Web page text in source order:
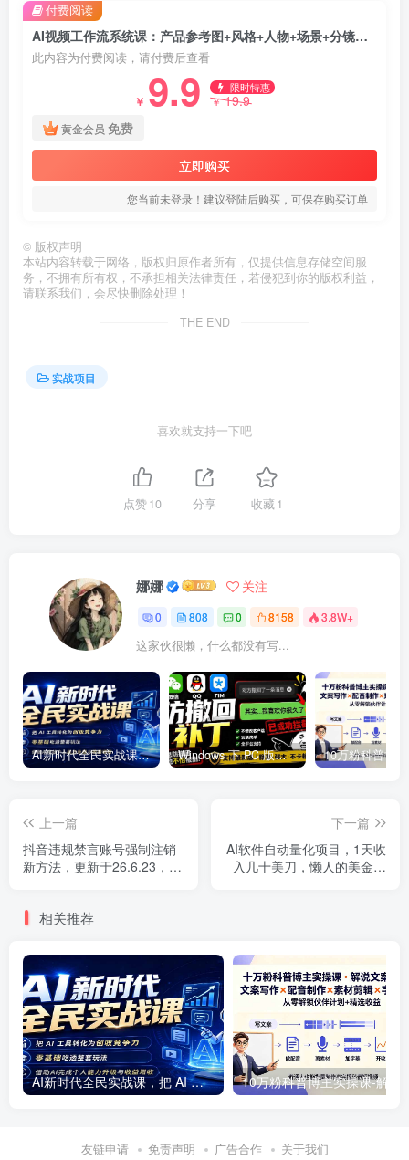
AI视频工作流系统课：产品参考图+风格+人物+场景+分镜，五重参考锁定视觉系统，稳定产出高质量视频
此内容为付费阅读，请付费后查看
￥ 9.9 限时特惠
￥19.9
黄金会员 免费
立即购买
您当前未登录！建议登陆后购买，可保存购买订单
付费阅读
© 版权声明
本站内容转载于网络，版权归原作者所有，仅提供信息存储空间服
务，不拥有所有权，不承担相关法律责任，若侵犯到你的版权利益，
请联系我们，会尽快删除处理！
THE END
实战项目
喜欢就支持一下吧
点赞10 分享 收藏 1
娜娜 关注
0 808 0 8158 3.8W+
这家伙很懒，什么都没有写...
AI新时代全民实战课，把 AI 工具转化为创收竞争力，零基础吃透整套玩法，借助AI完成个人能力升级与收益增收。 Windows 下 PC 版微信/QQ/TIM 的防撤回多开工具！开源免费使用，且免费长期维护 RevokeMsgPatcher
上一篇
抖音违规禁言账号强制注销
新方法，更新于26.6.23，有
下一篇
AI软件自动量化项目，1天收
入几十美刀，懒人的美金项
相关推荐
AI新时代全民实战课，把 AI 工具转化为创收竞争力，零基础吃透整套玩法，借助AI完成个人能力升级与收益增收。
友链申请 免责声明 广告合作 关于我们